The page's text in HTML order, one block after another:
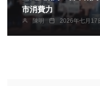
市消費力
陳明 2026年七月17